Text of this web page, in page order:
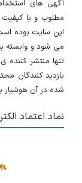
آگهی های
مطلوب و با
این سایت بوده
می شود و وابسته
تنها منتشر کننده
بازدید کنندگان
شده در آن هوشیار
نماد اعتماد